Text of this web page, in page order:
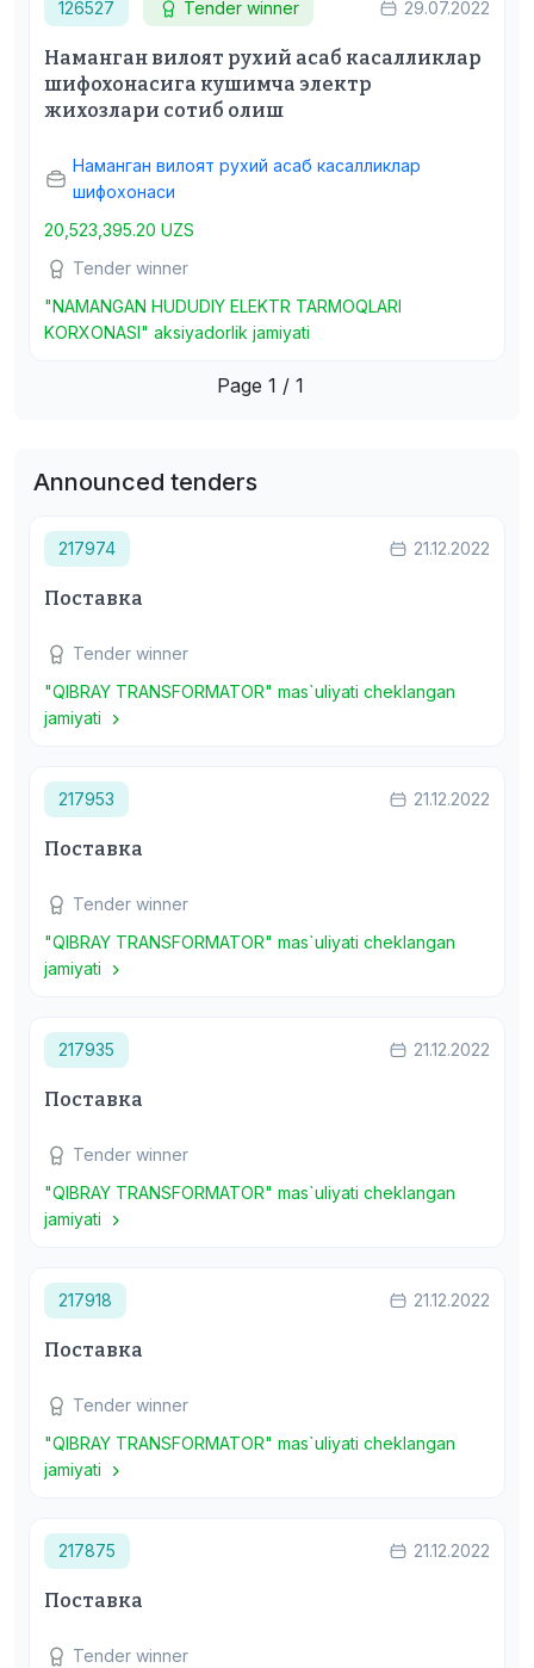
126527 Tender winner 29.07.2022
Наманган вилоят рухий асаб касалликлар
шифохонасига кушимча электр
жихозлари сотиб олиш
Наманган вилоят рухий асаб касалликлар
шифохонаси
20,523,395.20 UZS
Tender winner
"NAMANGAN HUDUDIY ELEKTR TARMOQLARI
KORXONASI" aksiyadorlik jamiyati
Page 1 / 1
Announced tenders
217974 21.12.2022
Поставка
Tender winner
"QIBRAY TRANSFORMATOR" mas`uliyati cheklangan
jamiyati
217953 21.12.2022
Поставка
Tender winner
"QIBRAY TRANSFORMATOR" mas`uliyati cheklangan
jamiyati
217935 21.12.2022
Поставка
Tender winner
"QIBRAY TRANSFORMATOR" mas`uliyati cheklangan
jamiyati
217918 21.12.2022
Поставка
Tender winner
"QIBRAY TRANSFORMATOR" mas`uliyati cheklangan
jamiyati
217875 21.12.2022
Поставка
Tender winner